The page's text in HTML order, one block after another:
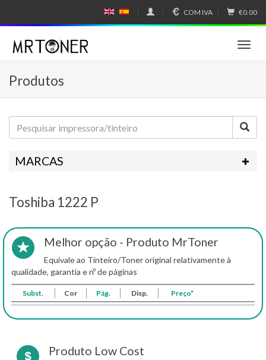
N
SP
COM IVA €0.00
T
n
a
v
g
Produtos
MARCAS
Toshiba 1222 P
Melhor opção - Produto MrToner
Equivale ao Tinteiro/Toner original relativamente à
qualidade, garantia e nº de páginas
Subst. Cor Pág. Disp. Preço*
Produto Low Cost